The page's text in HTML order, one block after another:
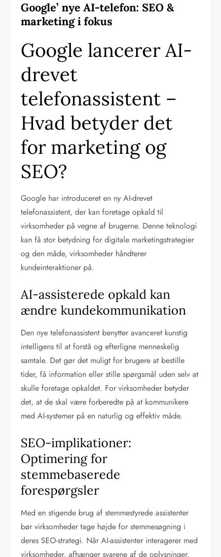
Google’ nye AI-telefon: SEO &
marketing i fokus
Google lancerer AI-
drevet
telefonassistent –
Hvad betyder det
for marketing og
SEO?
Google har introduceret en ny AI-drevet
telefonassistent, der kan foretage opkald til
virksomheder på vegne af brugerne. Denne teknologi
kan få stor betydning for digitale marketingstrategier
og den måde, virksomheder håndterer
kundeinteraktioner på.
AI-assisterede opkald kan
ændre kundekommunikation
Den nye telefonassistent benytter avanceret kunstig
intelligens til at forstå og efterligne menneskelig
samtale. Det gør det muligt for brugere at bestille
tider, få information eller stille spørgsmål uden selv at
skulle foretage opkaldet. For virksomheder betyder
det, at de skal være forberedte på at kommunikere
med AI-systemer på en naturlig og effektiv måde.
SEO-implikationer:
Optimering for
stemmebaserede
forespørgsler
Med en stigende brug af stemmestyrede assistenter
bør virksomheder tage højde for stemmesøgning i
deres SEO-strategi. Når AI-assistenter interagerer med
virksomheder, afhænger svarene af de oplysninger,